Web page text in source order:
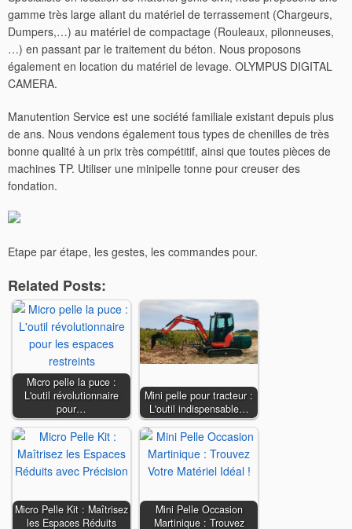
gamme très large allant du matériel de terrassement (Chargeurs,
Dumpers,…) au matériel de compactage (Rouleaux, pilonneuses,
…) en passant par le traitement du béton. Nous proposons
également en location du matériel de levage. OLYMPUS DIGITAL
CAMERA.
Manutention Service est une société familiale existant depuis plus
de ans. Nous vendons également tous types de chenilles de très
bonne qualité à un prix très compétitif, ainsi que toutes pièces de
machines TP. Utiliser une minipelle tonne pour creuser des
fondation.
Etape par étape, les gestes, les commandes pour.
Related Posts:
Micro pelle la puce :
L'outil révolutionnaire
pour…
Mini pelle pour tracteur :
L'outil indispensable…
Micro Pelle Kit : Maîtrisez
les Espaces Réduits
Mini Pelle Occasion
Martinique : Trouvez